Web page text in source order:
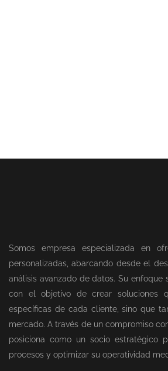
Somos empresa especializada en
personalizadas, abarcando desde el
análisis avanzado de datos. Su
con el objetivo de crear soluciones
específicas de cada cliente, sino que
mercado. A través de un compromiso
posiciona como un socio estratégico
procesos y optimizar su operatividad